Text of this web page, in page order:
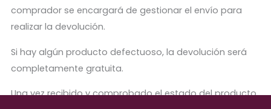
comprador se encargará de gestionar el envío para
realizar la devolución.
Si hay algún producto defectuoso, la devolución será
completamente gratuita.
Una vez recibido y comprobado el estado del producto,